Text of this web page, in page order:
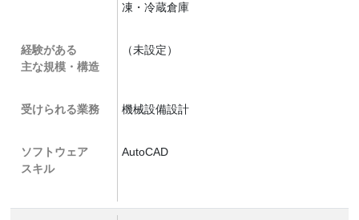
凍・冷蔵倉庫
経験がある
主な規模・構造
（未設定）
受けられる業務 機械設備設計
ソフトウェア
スキル
AutoCAD